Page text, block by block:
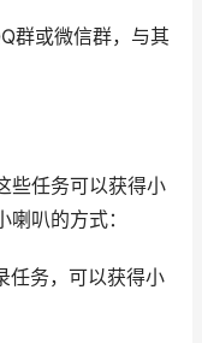
群或微信群，与其
些任务可以获得小
叭的方式：
任务，可以获得小